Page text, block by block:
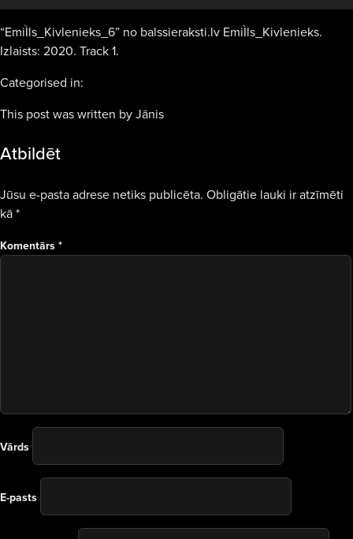
“EmiÌls_Kivlenieks_6” no balssieraksti.lv EmiÌls_Kivlenieks.
Izlaists: 2020. Track 1.
Categorised in:
This post was written by Jānis
Atbildēt
Jūsu e-pasta adrese netiks publicēta. Obligātie lauki ir atzīmēti
kā*
Komentārs *
Vārds
E-pasts